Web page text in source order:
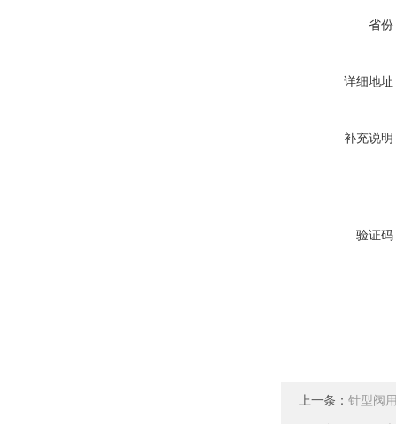
省份
详细地址
补充说明
验证码
上一条： 针型阀